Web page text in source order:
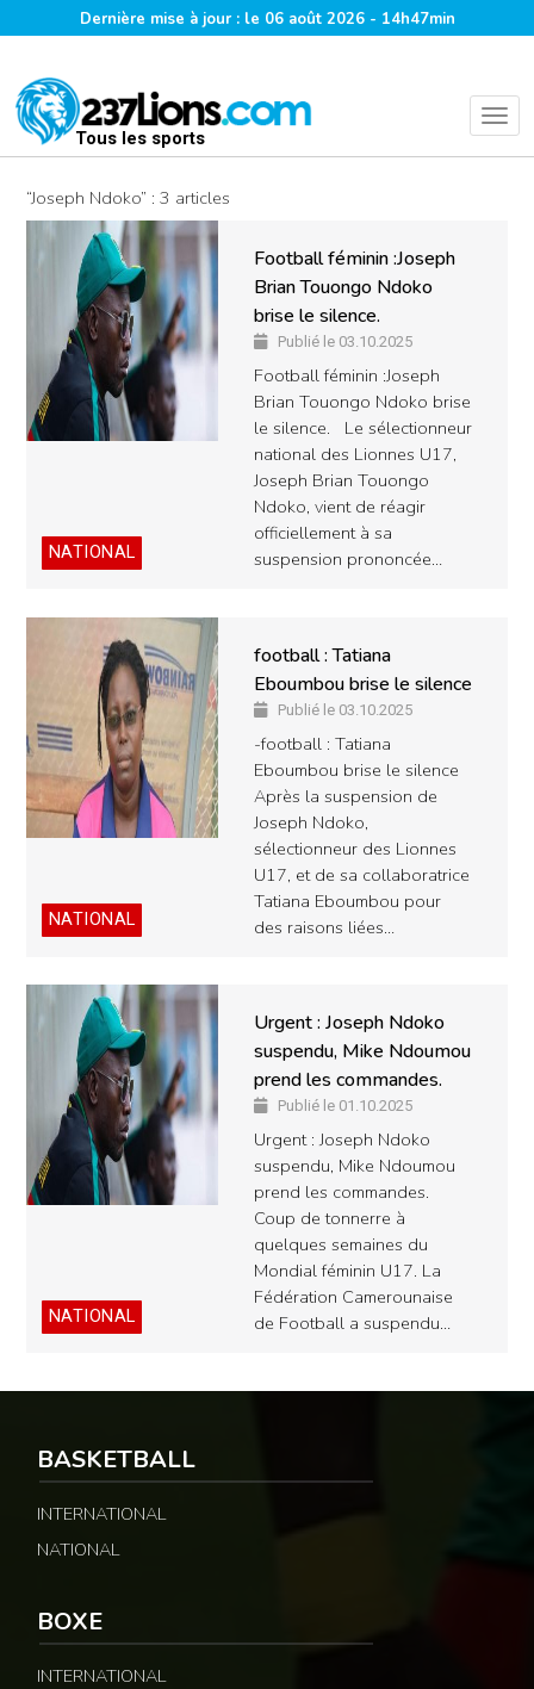
Dernière mise à jour : le 06 août 2026 - 14h47min
Tous les sports
“Joseph Ndoko” : 3 articles
NATIONAL
Football féminin :Joseph
Brian Touongo Ndoko
brise le silence.
Publié le 03.10.2025
Football féminin :Joseph
Brian Touongo Ndoko brise
le silence. Le sélectionneur
national des Lionnes U17,
Joseph Brian Touongo
Ndoko, vient de réagir
officiellement à sa
suspension prononcée…
NATIONAL
football : Tatiana
Eboumbou brise le silence
Publié le 03.10.2025
-football : Tatiana
Eboumbou brise le silence
Après la suspension de
Joseph Ndoko,
sélectionneur des Lionnes
U17, et de sa collaboratrice
Tatiana Eboumbou pour
des raisons liées…
NATIONAL
Urgent : Joseph Ndoko
suspendu, Mike Ndoumou
prend les commandes.
Publié le 01.10.2025
Urgent : Joseph Ndoko
suspendu, Mike Ndoumou
prend les commandes.
Coup de tonnerre à
quelques semaines du
Mondial féminin U17. La
Fédération Camerounaise
de Football a suspendu…
BASKETBALL
INTERNATIONAL
NATIONAL
BOXE
INTERNATIONAL